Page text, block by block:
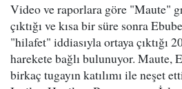
Video ve raporlara göre "Maute"
çıktığı ve kısa bir süre sonra
"hilafet" iddiasıyla ortaya çıktığı
harekete bağlı bulunuyor. Maute,
birkaç tugayın katılımı ile neşet